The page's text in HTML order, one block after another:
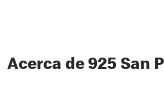
Acerca de 925 San